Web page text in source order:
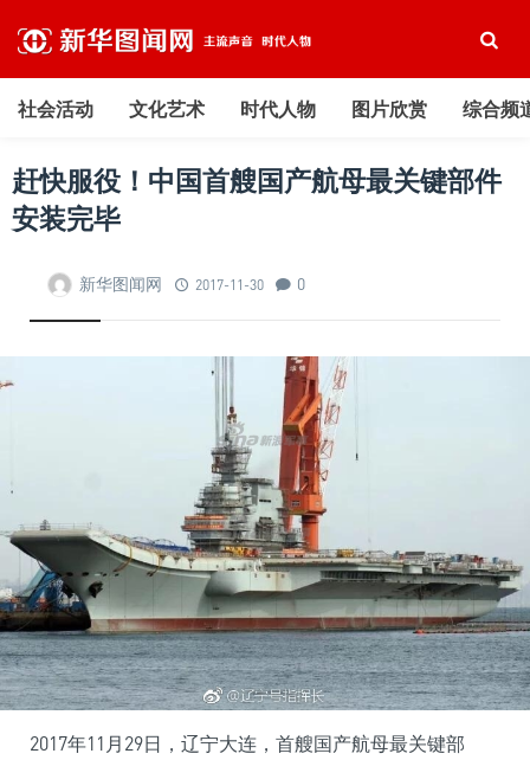
社会活动 文化艺术 时代人物 图片欣赏 综合频
赶快服役！中国首艘国产航母最关键部件
安装完毕
新华图闻网 2017-11-30 0
2017年11月29日，辽宁大连，首艘国产航母最关键部